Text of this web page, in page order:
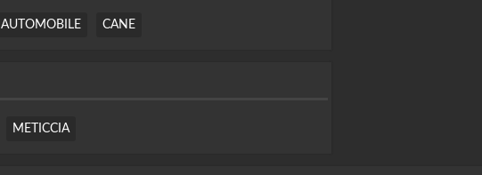
AUTOMOBILE CANE
METICCIA